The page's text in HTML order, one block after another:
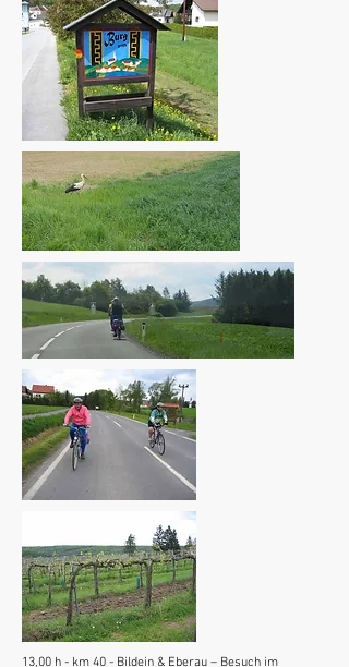
13,00 h - km 40 - Bildein & Eberau – Besuch im